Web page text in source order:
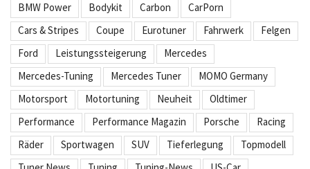
BMW Power
Bodykit Carbon
CarPorn
Cars & Stripes
Coupe Eurotuner Fahrwerk
Felgen
Ford
Leistungssteigerung
Mercedes
Mercedes-Tuning
Mercedes Tuner
MOMO Germany
Motorsport
Motortuning Neuheit
Oldtimer
Performance
Performance Magazin Porsche
Racing
Räder
Sportwagen SUV Tieferlegung
Topmodell